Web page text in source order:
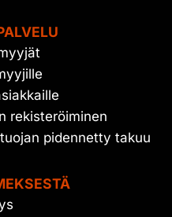
rekisteröiminen
pidennetty takuu